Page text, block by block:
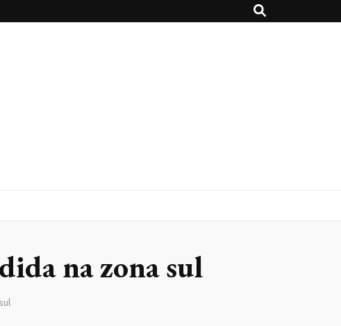
na zona sul